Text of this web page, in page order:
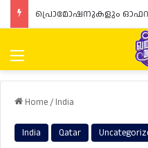
Menu
Home/ India
India Qatar